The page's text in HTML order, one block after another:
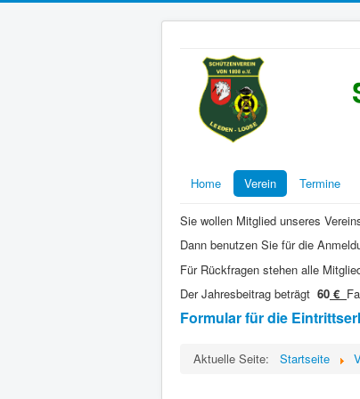
Home Verein Termine
Sie wollen Mitglied unseres
Dann benutzen Sie für die
Für Rückfragen stehen alle
Der Jahresbeitrag beträgt 60 €
Formular für die
Aktuelle Seite: Startseite